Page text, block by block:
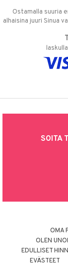
Ostamalla suuria
alhaisina juuri Sinua
SOITA
OMA
OLEN
EDULLISET
EVÄSTEET